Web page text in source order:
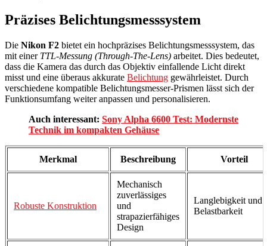
Präzises Belichtungsmesssystem
Die Nikon F2 bietet ein hochpräzises Belichtungsmesssystem, das
mit einer TTL-Messung (Through-The-Lens) arbeitet. Dies bedeutet,
dass die Kamera das durch das Objektiv einfallende Licht direkt
misst und eine überaus akkurate Belichtung gewährleistet. Durch
verschiedene kompatible Belichtungsmesser-Prismen lässt sich der
Funktionsumfang weiter anpassen und personalisieren.
Auch interessant: Sony Alpha 6600 Test: Modernste
Technik im kompakten Gehäuse
Merkmal Beschreibung Vorteil
Robuste Konstruktion
Mechanisch
zuverlässiges
und
strapazierfähiges
Design
Langlebigkeit und
Belastbarkeit